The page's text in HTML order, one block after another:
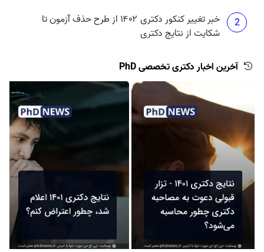
2
خبر تغییر کنکور دکتری ۱۴۰۲ از طرح حذف آزمون تا
شکایت از نتایج دکتری
آخرین اخبار دکتری تخصصی PhD